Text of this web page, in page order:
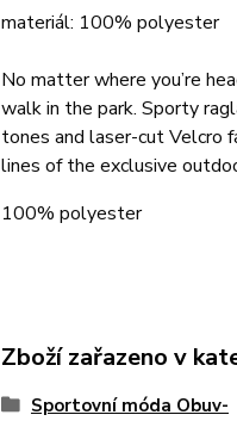
materiál: 100% polyester
No matter where you’re
walk in the park. Sporty
tones and laser-cut Velcro
lines of the exclusive
100% polyester
Zboží zařazeno v
Sportovní móda Obuv-